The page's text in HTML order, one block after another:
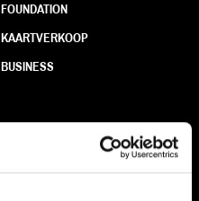
FOUNDATION
KAARTVERKOOP
BUSINESS